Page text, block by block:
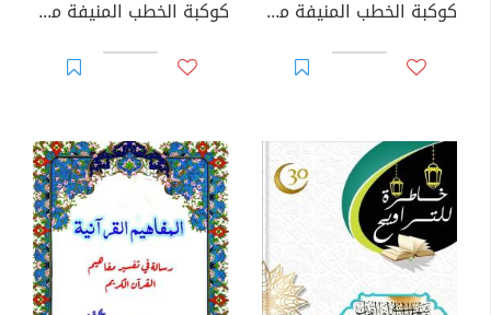
كوكبة الخطب المنيفة من منبر الكعبة الشريفة - السفر الأول كوكبة الخطب المنيفة من منبر الكعبة الشريفة - السفر الثاني